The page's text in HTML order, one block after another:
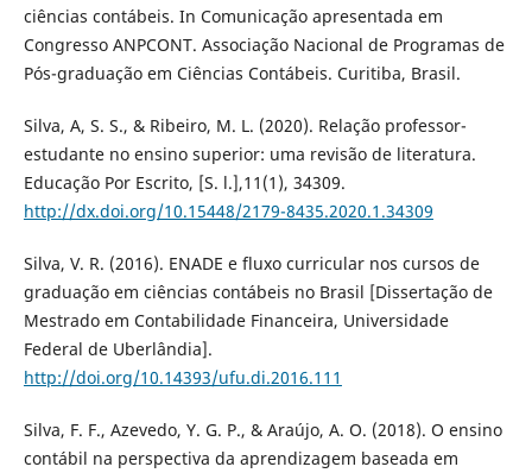
ciências contábeis. In Comunicação apresentada em
Congresso ANPCONT. Associação Nacional de Programas de
Pós-graduação em Ciências Contábeis. Curitiba, Brasil.
Silva, A, S. S., & Ribeiro, M. L. (2020). Relação professor-
estudante no ensino superior: uma revisão de literatura.
Educação Por Escrito, [S. l.],11(1), 34309.
http://dx.doi.org/10.15448/2179-8435.2020.1.34309
Silva, V. R. (2016). ENADE e fluxo curricular nos cursos de
graduação em ciências contábeis no Brasil [Dissertação de
Mestrado em Contabilidade Financeira, Universidade
Federal de Uberlândia].
http://doi.org/10.14393/ufu.di.2016.111
Silva, F. F., Azevedo, Y. G. P., & Araújo, A. O. (2018). O ensino
contábil na perspectiva da aprendizagem baseada em